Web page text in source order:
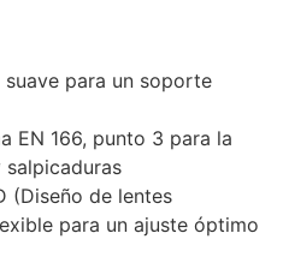
para un soporte
EN 166, punto 3 para la
(Diseño de lentes
para un ajuste óptimo